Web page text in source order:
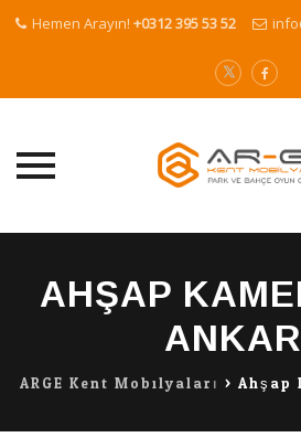
Hemen Arayın! +0312 395 53 52
contentAHŞAP
ARGE Kent Mobilyaları > Ahşap